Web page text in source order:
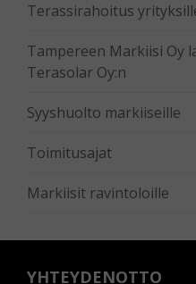
Terassirahoitus
Tampereen Markiisi Oy
Terasolar Oy:n
Syyshuolto markiiseille
Toimitusajat
Markiisit ravintoloille
YHTEYDENOTTO